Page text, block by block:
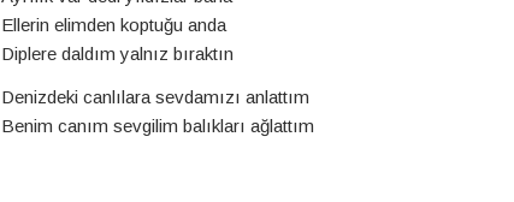
Ellerin elimden koptuğu anda
Diplere daldım yalnız bıraktın
Denizdeki canlılara sevdamızı anlattım
Benim canım sevgilim balıkları ağlattım